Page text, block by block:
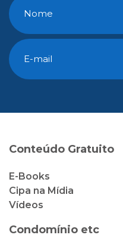
Conteúdo Gratuito
E-Books
Cipa na Mídia
Vídeos
Condomínio etc